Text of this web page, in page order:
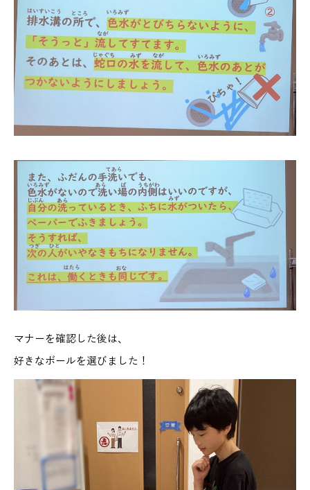
マナーを確認した後は、
好きなボールを選びました！